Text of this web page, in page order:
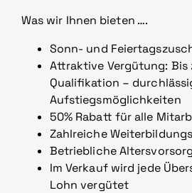
Was wir Ihnen bieten ….
Sonn- und
Attraktive Vergütung: Bis
Qualifikation –
Aufstiegsmöglichkeiten
50% Rabatt für alle
Zahlreiche
Betriebliche
Im Verkauf wird jede
Lohn vergütet